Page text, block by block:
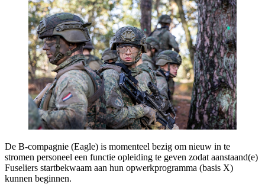
De B-compagnie (Eagle) is momenteel bezig om nieuw in te
stromen personeel een functie opleiding te geven zodat aanstaand(e)
Fuseliers startbekwaam aan hun opwerkprogramma (basis X)
kunnen beginnen.